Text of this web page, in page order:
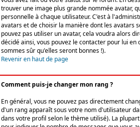
trouver une image plus grande nommée avatar,
personnelle à chaque utilisateur. C'est à
avatars et de choisir la manière dont les avatars
pouvez pas utiliser un avatar, cela voudra alors
décidé ainsi, vous pouvez le contacter pour lui en
sommes sûr qu'elles seront bonnes !).
Revenir en haut de page
Comment puis-je changer mon rang ?
En général, vous ne pouvez pas directement
d'un rang apparaît sous votre nom d'utilisateur
dans votre profil selon le thème utilisé). La